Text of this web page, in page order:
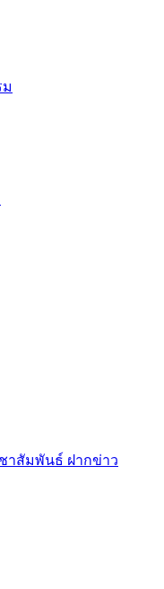
ะชาสัมพันธ์ ฝากข่าว